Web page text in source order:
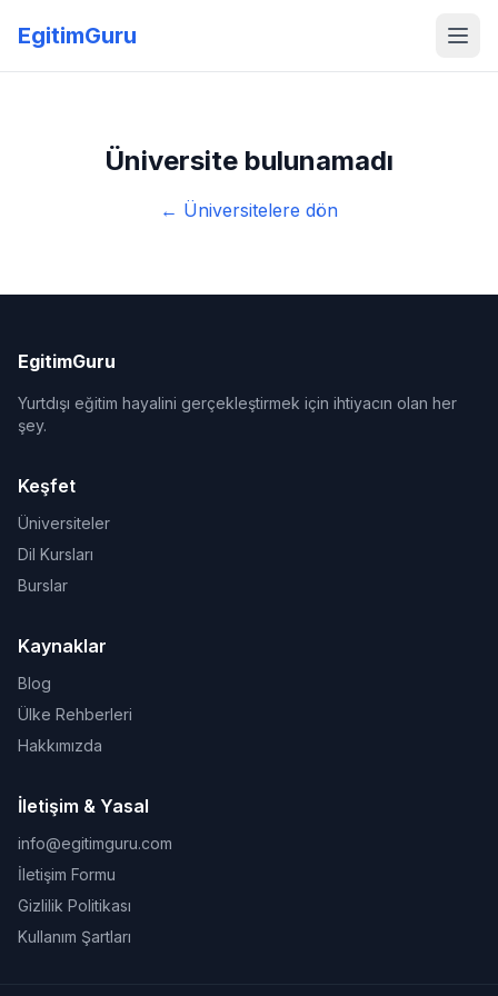
EgitimGuru
Üniversite bulunamadı
← Üniversitelere dön
EgitimGuru
Yurtdışı eğitim hayalini gerçekleştirmek için ihtiyacın olan her
şey.
Keşfet
Üniversiteler
Dil Kursları
Burslar
Kaynaklar
Blog
Ülke Rehberleri
Hakkımızda
İletişim & Yasal
info@egitimguru.com
İletişim Formu
Gizlilik Politikası
Kullanım Şartları